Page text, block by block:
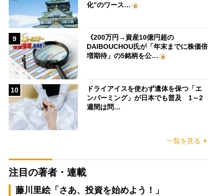
化”のワース…
9
《200万円→資産10億円超の
DAIBOUCHOU氏が「年末までに株価倍
増期待」の5銘柄を公…
10
ドライアイスを使わず遺体を保つ「エ
ンバーミング」が日本でも普及 1～2
週間は問…
一覧を見る
注目の著者・連載
藤川里絵「さあ、投資を始めよう！」